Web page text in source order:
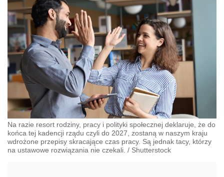
Na razie resort rodziny, pracy i polityki społecznej deklaruje, że do
końca tej kadencji rządu czyli do 2027, zostaną w naszym kraju
wdrożone przepisy skracające czas pracy. Są jednak tacy, którzy
na ustawowe rozwiązania nie czekali. / Shutterstock